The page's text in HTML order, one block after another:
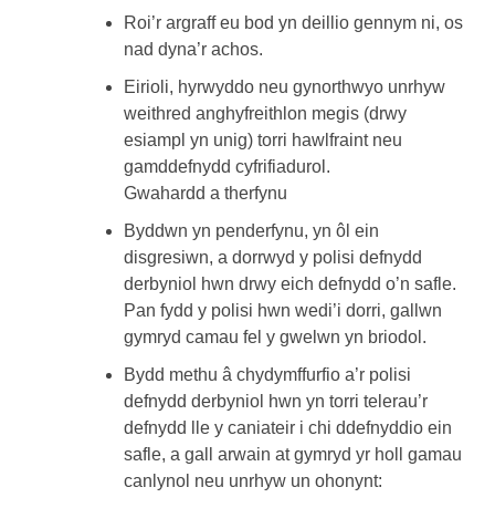
Roi’r argraff eu bod yn deillio gennym ni, os
nad dyna’r achos.
Eirioli, hyrwyddo neu gynorthwyo unrhyw
weithred anghyfreithlon megis (drwy
esiampl yn unig) torri hawlfraint neu
gamddefnydd cyfrifiadurol.
Gwahardd a therfynu
Byddwn yn penderfynu, yn ôl ein
disgresiwn, a dorrwyd y polisi defnydd
derbyniol hwn drwy eich defnydd o’n safle.
Pan fydd y polisi hwn wedi’i dorri, gallwn
gymryd camau fel y gwelwn yn briodol.
Bydd methu â chydymffurfio a’r polisi
defnydd derbyniol hwn yn torri telerau’r
defnydd lle y caniateir i chi ddefnyddio ein
safle, a gall arwain at gymryd yr holl gamau
canlynol neu unrhyw un ohonynt: